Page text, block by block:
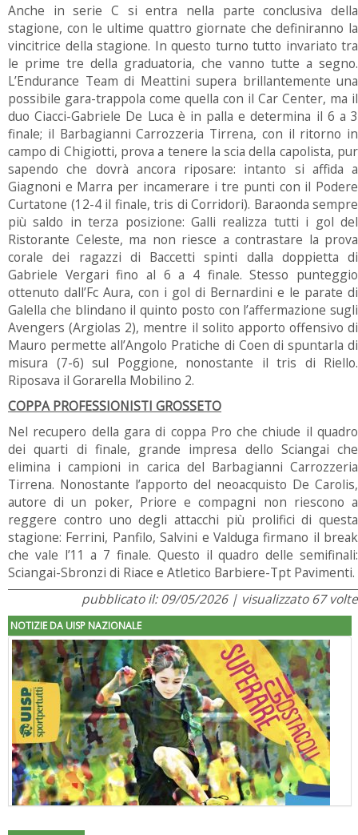
Anche in serie C si entra nella parte conclusiva della
stagione, con le ultime quattro giornate che definiranno la
vincitrice della stagione. In questo turno tutto invariato tra
le prime tre della graduatoria, che vanno tutte a segno.
L’Endurance Team di Meattini supera brillantemente una
possibile gara-trappola come quella con il Car Center, ma il
duo Ciacci-Gabriele De Luca è in palla e determina il 6 a 3
finale; il Barbagianni Carrozzeria Tirrena, con il ritorno in
campo di Chigiotti, prova a tenere la scia della capolista, pur
sapendo che dovrà ancora riposare: intanto si affida a
Giagnoni e Marra per incamerare i tre punti con il Podere
Curtatone (12-4 il finale, tris di Corridori). Baraonda sempre
più saldo in terza posizione: Galli realizza tutti i gol del
Ristorante Celeste, ma non riesce a contrastare la prova
corale dei ragazzi di Baccetti spinti dalla doppietta di
Gabriele Vergari fino al 6 a 4 finale. Stesso punteggio
ottenuto dall’Fc Aura, con i gol di Bernardini e le parate di
Galella che blindano il quinto posto con l’affermazione sugli
Avengers (Argiolas 2), mentre il solito apporto offensivo di
Mauro permette all’Angolo Pratiche di Coen di spuntarla di
misura (7-6) sul Poggione, nonostante il tris di Riello.
Riposava il Gorarella Mobilino 2.
COPPA PROFESSIONISTI GROSSETO
Nel recupero della gara di coppa Pro che chiude il quadro
dei quarti di finale, grande impresa dello Sciangai che
elimina i campioni in carica del Barbagianni Carrozzeria
Tirrena. Nonostante l’apporto del neoacquisto De Carolis,
autore di un poker, Priore e compagni non riescono a
reggere contro uno degli attacchi più prolifici di questa
stagione: Ferrini, Panfilo, Salvini e Valduga firmano il break
che vale l’11 a 7 finale. Questo il quadro delle semifinali:
Sciangai-Sbronzi di Riace e Atletico Barbiere-Tpt Pavimenti.
pubblicato il: 09/05/2026 | visualizzato 67 volte
NOTIZIE DA UISP NAZIONALE